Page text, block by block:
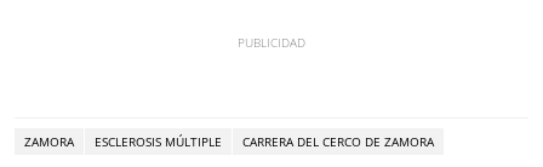
ZAMORA ESCLEROSIS MÚLTIPLE CARRERA DEL CERCO DE ZAMORA